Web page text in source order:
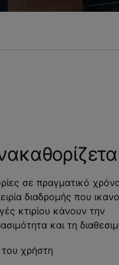
σε πραγματικό
διαδρομής που
κτιρίου κάνουν την
και τη
χρήστη